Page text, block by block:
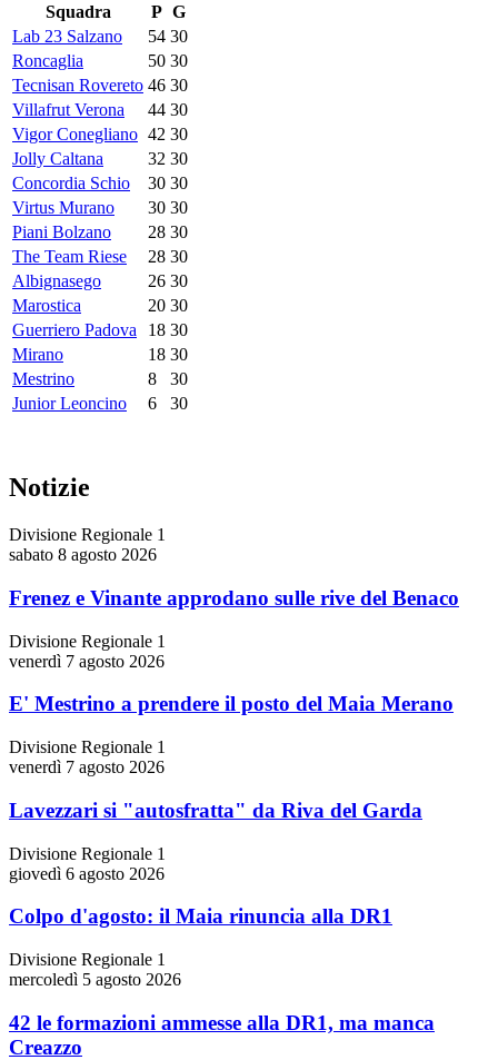
Squadra P G
Lab 23 Salzano
54 30
Roncaglia
50 30
Tecnisan Rovereto 46 30
Villafrut Verona
44 30
Vigor Conegliano 42 30
Jolly Caltana
32 30
Concordia Schio
30 30
Virtus Murano
30 30
Piani Bolzano
28 30
The Team Riese
28 30
Albignasego
26 30
Marostica
20 30
Guerriero Padova
18 30
Mirano
18 30
Mestrino
8
30
Junior Leoncino
6 30
Notizie
Divisione Regionale 1
sabato 8 agosto 2026
Frenez e Vinante approdano sulle rive del Benaco
Divisione Regionale 1
venerdì 7 agosto 2026
E' Mestrino a prendere il posto del Maia Merano
Divisione Regionale 1
venerdì 7 agosto 2026
Lavezzari si "autosfratta" da Riva del Garda
Divisione Regionale 1
giovedì 6 agosto 2026
Colpo d'agosto: il Maia rinuncia alla DR1
Divisione Regionale 1
mercoledì 5 agosto 2026
42 le formazioni ammesse alla DR1, ma manca
Creazzo